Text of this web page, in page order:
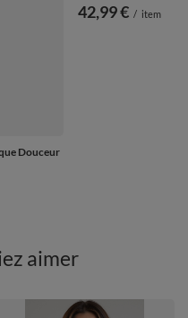
Douceur
42,99 € / item
aimer